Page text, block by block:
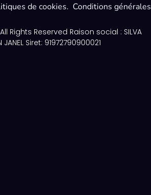
de cookies. Conditions générales
Rights Reserved Raison social : SILVA
JANEL Siret: 91972790900021